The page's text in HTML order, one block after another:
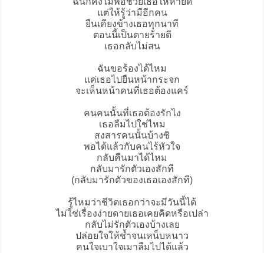
แต่ให้รู้ว่ามีอีกคน
ยืนเคียงข้างเธอทุกนาที
ตอนนี้เป็นตายร้ายดี
เธอกลับไม่สน
ฉันขอร้องได้ไหม
แค่เธอไปยืนหน้ากระจก
จะเห็นหน้าคนที่เธอต้องแคร์
คนคนนั้นที่เธอต้องรักไง
เธอลืมไปใช่ไหม
สงสารคนนั้นบ้างซิ
พอได้แล้วกับคนไร้หัวใจ
กลับคืนมาได้ไหม
กลับมารักตัวเองสักที
(กลับมารักตัวของเธอเองสักที)
รู้ไหมว่าชีวิตเธอกว่าจะมีวันนี้ได้
ไม่ใช่เรื่องง่ายดายเธอเคยคิดหรือเปล่า
กลับไม่รักตัวเองบ้างเลย
ปล่อยใจให้ช้ำจนเหน็บหนาว
คนใจเบาใจเมาลืมไปได้แล้ว